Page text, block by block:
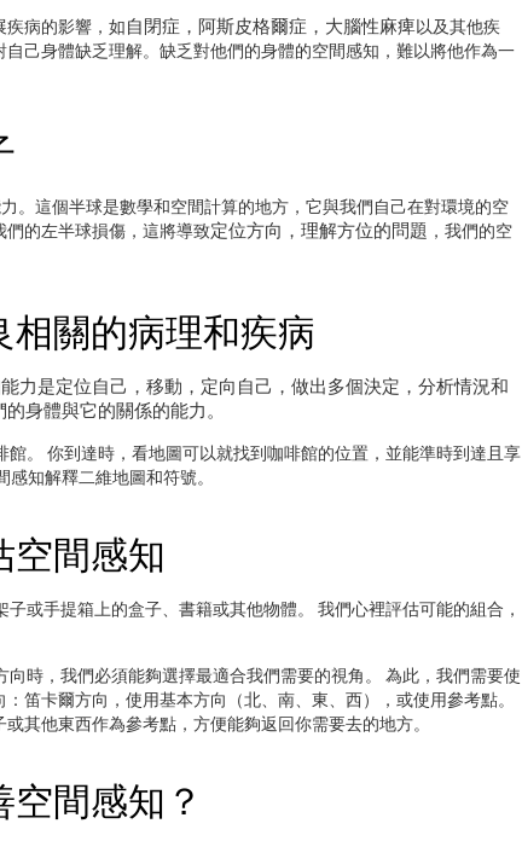
疾病的影響，如自閉症，阿斯皮格爾症，大腦性麻痺以及其他疾
己身體缺乏理解。缺乏對他們的身體的空間感知，難以將他作為一
。這個半球是數學和空間計算的地方，它與我們自己在對環境的空
們的左半球損傷，這將導致定位方向，理解方位的問題 ，我們的空
相關的病理和疾病
力是定位自己，移動，定向自己，做出多個決定，分析情況和
身體與它的關係的能力。
館。 你到達時，看地圖可以就找到咖啡館的位置，並能準時到達且享
知解釋二維地圖和符號。
空間感知
子或手提箱上的盒子、書籍或其他物體。 我們心裡評估可能的組合，
向時，我們必須能夠選擇最適合我們需要的視角。 為此，我們需要使
笛卡爾方向，使用基本方向（北、南、東、西），或使用參考點。
其他東西作為參考點，方便能夠返回你需要去的地方。
間感知？